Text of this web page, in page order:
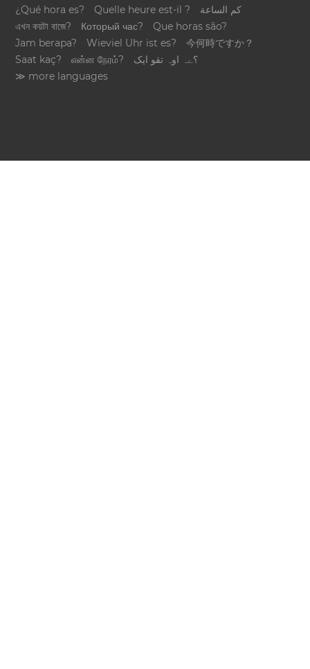
¿Qué hora es?
Quelle heure est-il ?
كم الساعة
এখন কয়টা বাজে?
Который час?
Que horas são?
Jam berapa?
Wieviel Uhr ist es?
今何時ですか？
Saat kaç?
என்ன நேரம்?
؟ےہ اوہ تقو ایک
≫ more languages